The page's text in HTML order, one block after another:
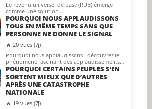
Le revenu universel de base (RUB) émerge
comme une solution…
POURQUOI NOUS APPLAUDISSONS
TOUS EN MÊME TEMPS SANS QUE
PERSONNE NE DONNE LE SIGNAL
🔥 20 vues (7j)
Pourquoi nous applaudissons : découvrez le
phénomène fascinant des applaudissements…
POURQUOI CERTAINS PEUPLES S’EN
SORTENT MIEUX QUE D’AUTRES
APRÈS UNE CATASTROPHE
NATIONALE
🔥 19 vues (7j)